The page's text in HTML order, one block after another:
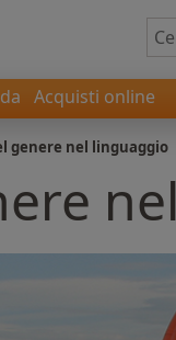
Acquisti online
genere nel linguaggio